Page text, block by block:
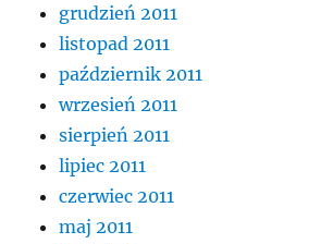
grudzień 2011
listopad 2011
październik 2011
wrzesień 2011
sierpień 2011
lipiec 2011
czerwiec 2011
maj 2011